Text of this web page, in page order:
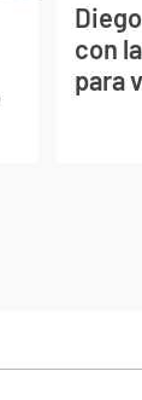
con
para